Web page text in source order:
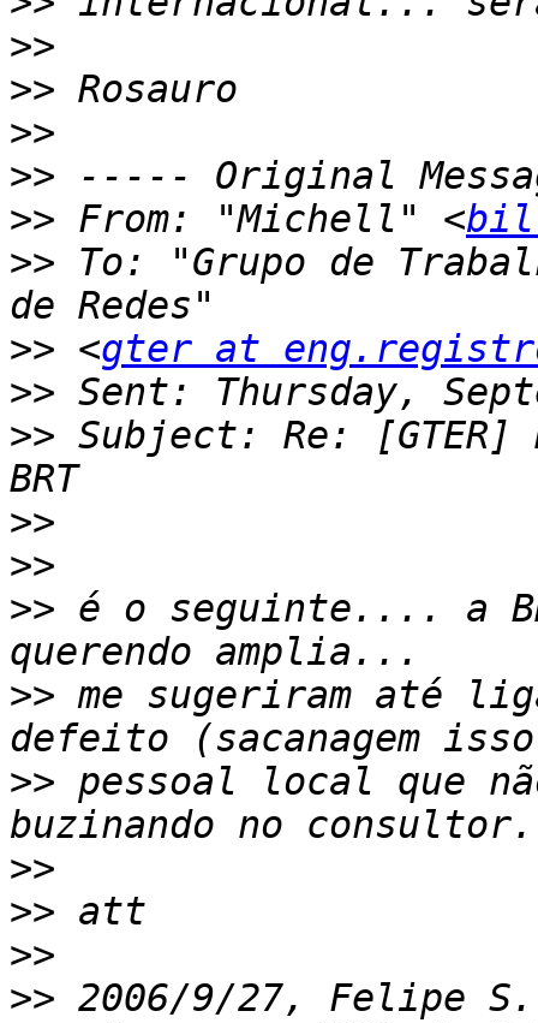
>>
>>
>>
>>
>> From: "Michell" <
>> To: "Grupo de
>> <gter at
>>
>> Subject: Re: [GTER]
>>
>>
>> é o seguinte.... a
>> me sugeriram até
>> pessoal local que
>>
>>
>>
>> 2006/9/27, Felipe